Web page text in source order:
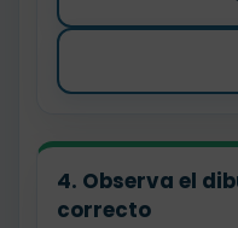
4. Observa el
correcto